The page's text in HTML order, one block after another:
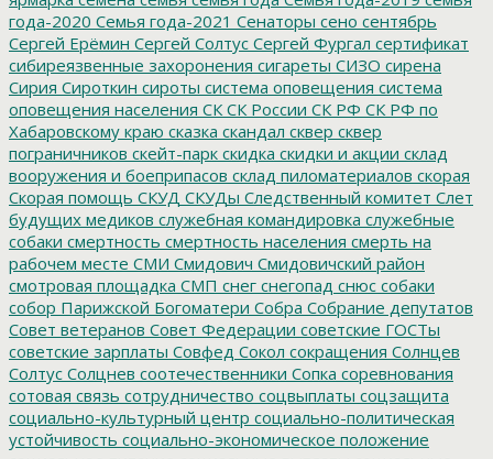
года-2020 Семья года-2021 Сенаторы сено сентябрь
Сергей Ерёмин Сергей Солтус Сергей Фургал сертификат
сибиреязвенные захоронения сигареты СИЗО сирена
Сирия Сироткин сироты система оповещения система
оповещения населения СК СК России СК РФ СК РФ по
Хабаровскому краю сказка скандал сквер сквер
пограничников скейт-парк скидка скидки и акции склад
вооружения и боеприпасов склад пиломатериалов скорая
Скорая помощь СКУД СКУДы Следственный комитет Слет
будущих медиков служебная командировка служебные
собаки смертность смертность населения смерть на
рабочем месте СМИ Смидович Смидовичский район
смотровая площадка СМП снег снегопад снюс собаки
собор Парижской Богоматери Собра Собрание депутатов
Совет ветеранов Совет Федерации советские ГОСТы
советские зарплаты Совфед Сокол сокращения Солнцев
Солтус Солцнев соотечественники Сопка соревнования
сотовая связь сотрудничество соцвыплаты соцзащита
социально-культурный центр социально-политическая
устойчивость социально-экономическое положение